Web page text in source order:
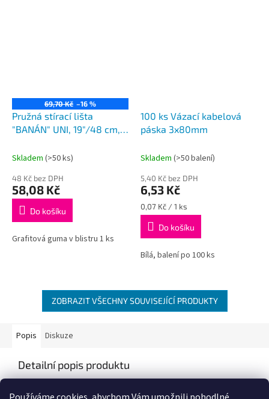
69,70 Kč –16 %
Pružná stírací lišta
"BANÁN" UNI, 19"/48 cm,
Skladem (>50 ks)
48 Kč bez DPH
58,08 Kč
Do košíku
Grafitová guma v blistru 1 ks
100 ks Vázací kabelová
páska 3x80mm
Skladem (>50 balení)
5,40 Kč bez DPH
6,53 Kč
Měrná
cena:
0,07 Kč / 1 ks
Do košíku
Bílá, balení po 100 ks
ZOBRAZIT VŠECHNY SOUVISEJÍCÍ PRODUKTY
Popis Diskuze
Detailní popis produktu